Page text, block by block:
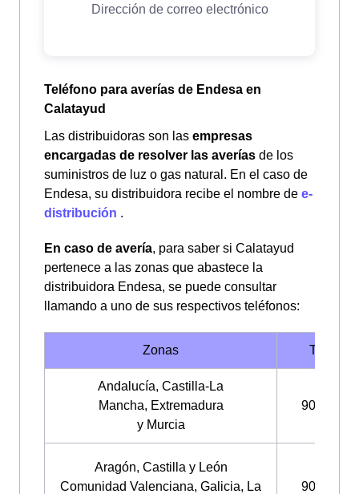
Teléfono para averías de Endesa en
Calatayud
Las distribuidoras son las empresas
encargadas de resolver las averías de los
suministros de luz o gas natural. En el caso de
Endesa, su distribuidora recibe el nombre de e-
distribución .
En caso de avería, para saber si Calatayud
pertenece a las zonas que abastece la
distribuidora Endesa, se puede consultar
llamando a uno de sus respectivos teléfonos:
Zonas
Andalucía, Castilla-La
Mancha, Extremadura
y Murcia
900 850
Aragón, Castilla y León
Comunidad Valenciana, Galicia, La
900 848